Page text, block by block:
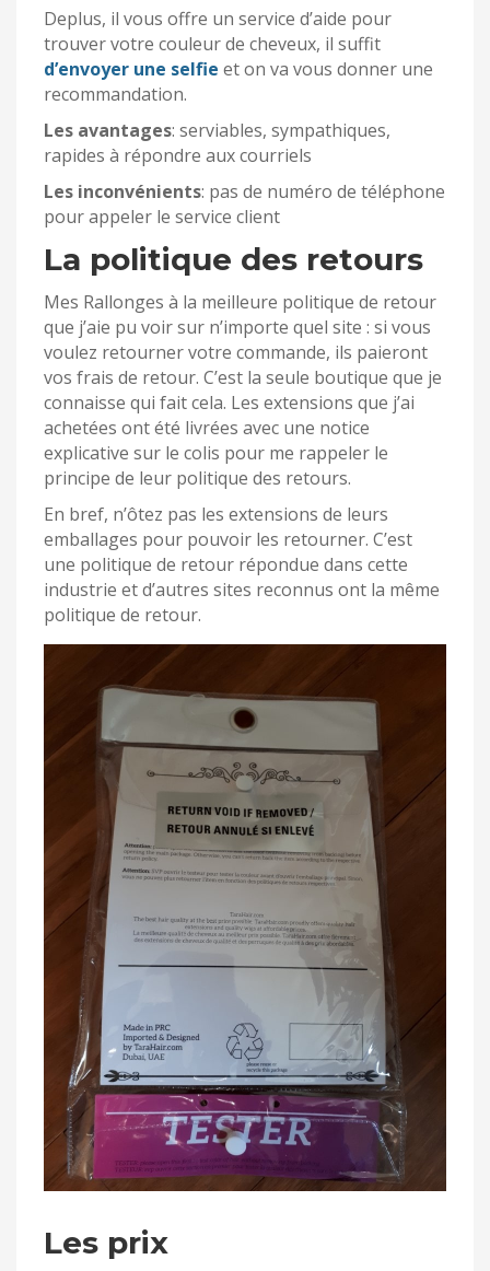
Deplus, il vous offre un service d’aide pour
trouver votre couleur de cheveux, il suffit
d’envoyer une selfie et on va vous donner une
recommandation.
Les avantages: serviables, sympathiques,
rapides à répondre aux courriels
Les inconvénients: pas de numéro de téléphone
pour appeler le service client
La politique des retours
Mes Rallonges à la meilleure politique de retour
que j’aie pu voir sur n’importe quel site : si vous
voulez retourner votre commande, ils paieront
vos frais de retour. C’est la seule boutique que je
connaisse qui fait cela. Les extensions que j’ai
achetées ont été livrées avec une notice
explicative sur le colis pour me rappeler le
principe de leur politique des retours.
En bref, n’ôtez pas les extensions de leurs
emballages pour pouvoir les retourner. C’est
une politique de retour répondue dans cette
industrie et d’autres sites reconnus ont la même
politique de retour.
Les prix